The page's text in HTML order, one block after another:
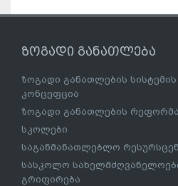
ზოგადი განათლება
ზოგადი განათლების
კონცეფცია
ზოგადი განათლების რეფორმა
სკოლები
საგანმანათლებლო
სასკოლო
გრიფირება